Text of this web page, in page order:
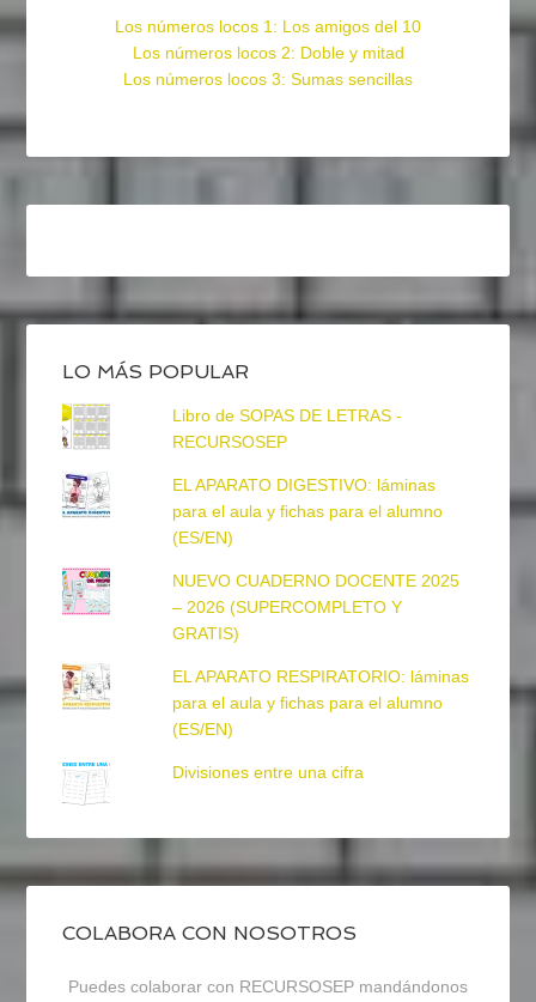
Los números locos 1: Los amigos del 10
Los números locos 2: Doble y mitad
Los números locos 3: Sumas sencillas
LO MÁS POPULAR
Libro de SOPAS DE LETRAS -
RECURSOSEP
EL APARATO DIGESTIVO: láminas
para el aula y fichas para el alumno
(ES/EN)
NUEVO CUADERNO DOCENTE 2025
– 2026 (SUPERCOMPLETO Y
GRATIS)
EL APARATO RESPIRATORIO: láminas
para el aula y fichas para el alumno
(ES/EN)
Divisiones entre una cifra
COLABORA CON NOSOTROS
Puedes colaborar con RECURSOSEP mandándonos